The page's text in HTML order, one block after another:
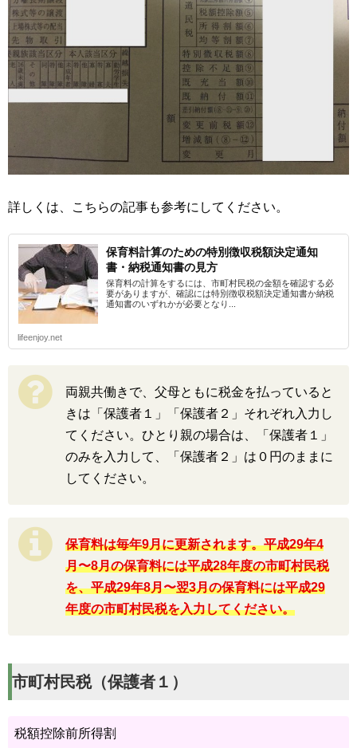
詳しくは、こちらの記事も参考にしてください。
保育料計算のための特別徴収税額決定通知
書・納税通知書の見方
保育料の計算をするには、市町村民税の金額を確認する必
要がありますが、確認には特別徴収税額決定通知書か納税
通知書のいずれかが必要となり...
lifeenjoy.net
両親共働きで、父母ともに税金を払っていると
きは「保護者１」「保護者２」それぞれ入力し
てください。ひとり親の場合は、「保護者１」
のみを入力して、「保護者２」は０円のままに
してください。
保育料は毎年9月に更新されます。平成29年4
月〜8月の保育料には平成28年度の市町村民税
を、平成29年8月〜翌3月の保育料には平成29
年度の市町村民税を入力してください。
市町村民税（保護者１）
税額控除前所得割